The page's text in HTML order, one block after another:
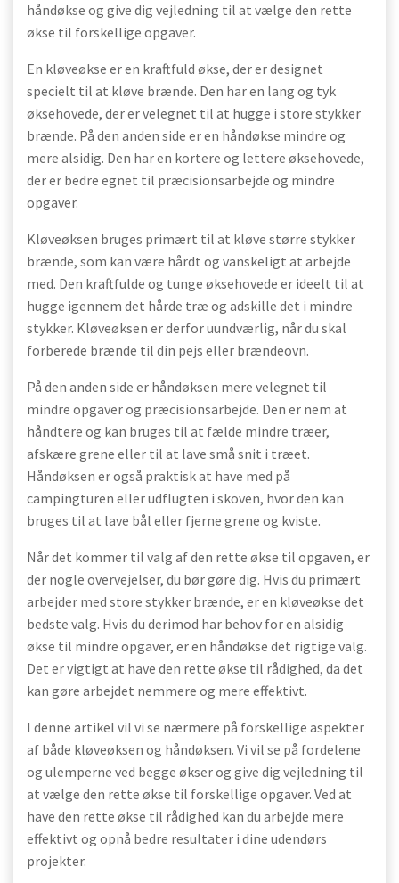
håndøkse og give dig vejledning til at vælge den rette
økse til forskellige opgaver.
En kløveøkse er en kraftfuld økse, der er designet
specielt til at kløve brænde. Den har en lang og tyk
øksehovede, der er velegnet til at hugge i store stykker
brænde. På den anden side er en håndøkse mindre og
mere alsidig. Den har en kortere og lettere øksehovede,
der er bedre egnet til præcisionsarbejde og mindre
opgaver.
Kløveøksen bruges primært til at kløve større stykker
brænde, som kan være hårdt og vanskeligt at arbejde
med. Den kraftfulde og tunge øksehovede er ideelt til at
hugge igennem det hårde træ og adskille det i mindre
stykker. Kløveøksen er derfor uundværlig, når du skal
forberede brænde til din pejs eller brændeovn.
På den anden side er håndøksen mere velegnet til
mindre opgaver og præcisionsarbejde. Den er nem at
håndtere og kan bruges til at fælde mindre træer,
afskære grene eller til at lave små snit i træet.
Håndøksen er også praktisk at have med på
campingturen eller udflugten i skoven, hvor den kan
bruges til at lave bål eller fjerne grene og kviste.
Når det kommer til valg af den rette økse til opgaven, er
der nogle overvejelser, du bør gøre dig. Hvis du primært
arbejder med store stykker brænde, er en kløveøkse det
bedste valg. Hvis du derimod har behov for en alsidig
økse til mindre opgaver, er en håndøkse det rigtige valg.
Det er vigtigt at have den rette økse til rådighed, da det
kan gøre arbejdet nemmere og mere effektivt.
I denne artikel vil vi se nærmere på forskellige aspekter
af både kløveøksen og håndøksen. Vi vil se på fordelene
og ulemperne ved begge økser og give dig vejledning til
at vælge den rette økse til forskellige opgaver. Ved at
have den rette økse til rådighed kan du arbejde mere
effektivt og opnå bedre resultater i dine udendørs
projekter.